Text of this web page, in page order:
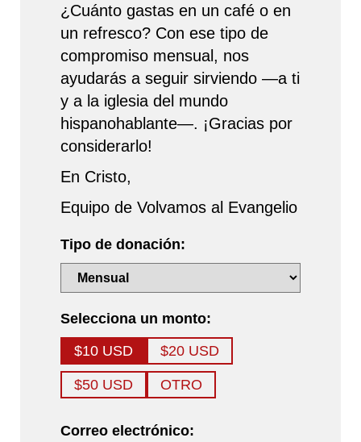
¿Cuánto gastas en un café o en
un refresco? Con ese tipo de
compromiso mensual, nos
ayudarás a seguir sirviendo —a ti
y a la iglesia del mundo
hispanohablante—. ¡Gracias por
considerarlo!
En Cristo,
Equipo de Volvamos al Evangelio
Tipo de donación:
Selecciona un monto:
$10 USD
$20 USD
$50 USD OTRO
Correo electrónico: